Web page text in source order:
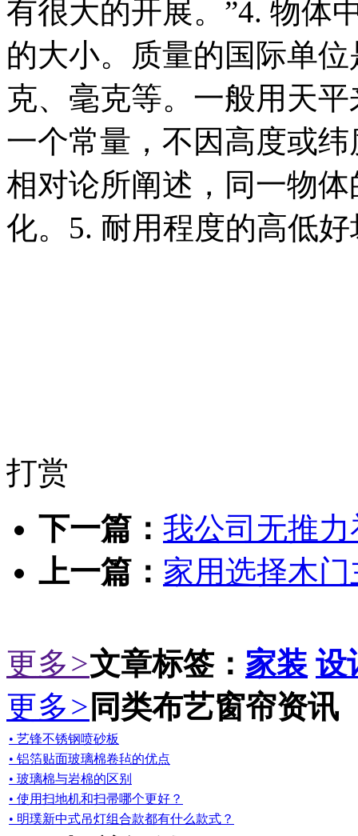
有很大的开展。”4. 物体
的大小。质量的国际单
克、毫克等。一般用天
一个常量，不因高度或
相对论所阐述，同一物
化。5. 耐用程度的高低
打赏
下一篇： 我公司无推
上一篇： 家用选择木
更多>文章标签： 家装 设
更多> 同类布艺窗帘资讯
• 艺锋不锈钢喷砂板
• 铝箔贴面玻璃棉卷毡的优点
• 玻璃棉与岩棉的区别
• 使用扫地机和扫帚哪个更好？
• 明璞新中式吊灯组合款都有什么款式？